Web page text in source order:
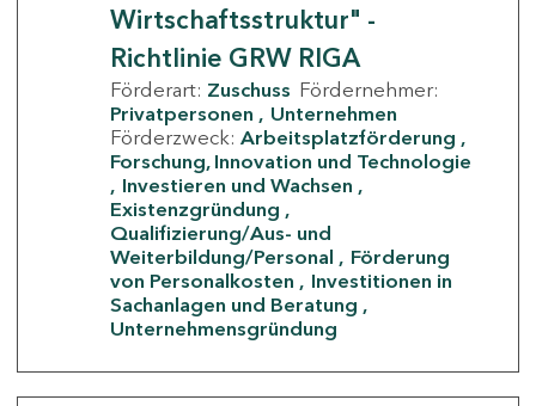
Wirtschaftsstruktur" -
Richtlinie GRW RIGA
Förderart: Zuschuss Fördernehmer:
Privatpersonen
Unternehmen
Förderzweck: Arbeitsplatzförderung
Forschung, Innovation und Technologie
Investieren und Wachsen
Existenzgründung
Qualifizierung/Aus- und
Weiterbildung/Personal
Förderung
von Personalkosten
Investitionen in
Sachanlagen und Beratung
Unternehmensgründung